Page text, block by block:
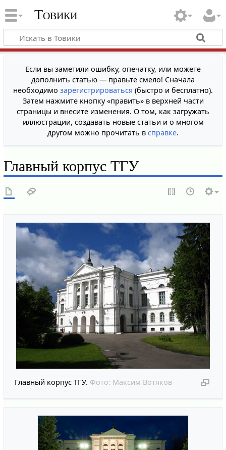
Товики
Если вы заметили ошибку, опечатку, или можете
дополнить статью — правьте смело! Сначала
необходимо зарегистрироваться (быстро и бесплатно).
Затем нажмите кнопку «править» в верхней части
страницы и внесите изменения. О том, как загружать
иллюстрации, создавать новые статьи и о многом
другом можно прочитать в справке.
Главный корпус ТГУ
Главный корпус ТГУ. Фото: Максим Вотяков